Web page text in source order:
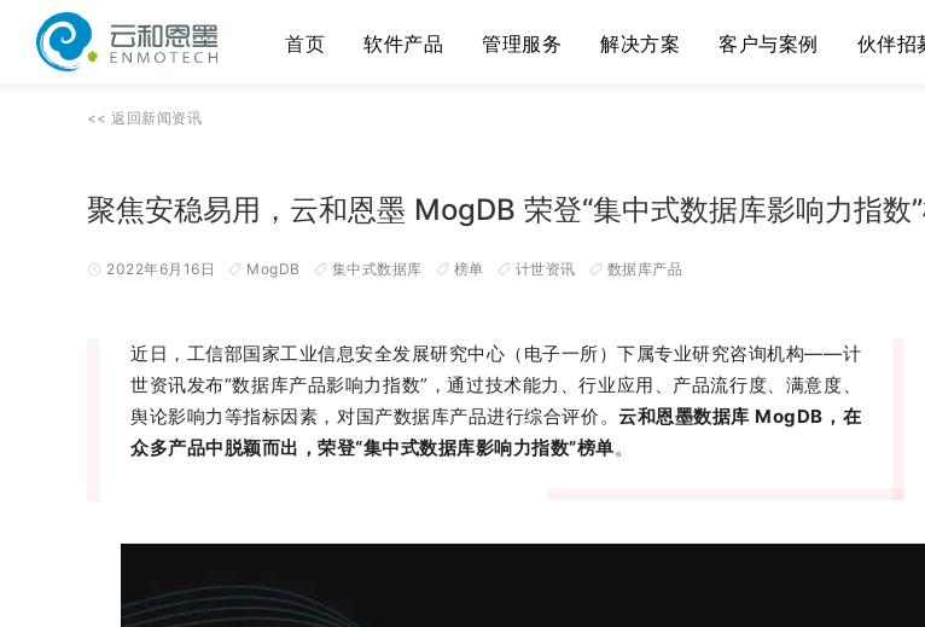
首页 软件产品 管理服务 解决方案 客户与案例 伙伴招
<< 返回新闻资讯
聚焦安稳易用，云和恩墨 MogDB 荣登“集中式数据库影响力指数
2022年6月16日 MogDB 集中式数据库 榜单 计世资讯 数据库产品
近日，工信部国家工业信息安全发展研究中心（电子一所）下属专业研究咨询机构——计
世资讯发布“数据库产品影响力指数”，通过技术能力、行业应用、产品流行度、满意度、
舆论影响力等指标因素，对国产数据库产品进行综合评价。云和恩墨数据库 MogDB，在
众多产品中脱颖而出，荣登“集中式数据库影响力指数”榜单。